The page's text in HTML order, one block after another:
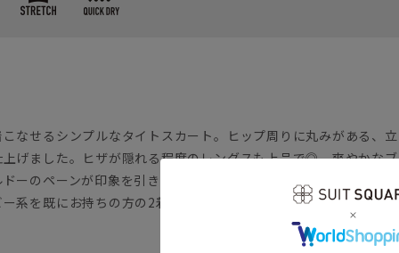
なせるシンプルなタイトスカート。ヒップ周りに丸みがある、立
上げました。ヒザが隠れる程度のレングスも上品で◎ 爽やかなブ
ーのペーンが印象を引き締めてくれるので、年代問わず着こなせ
系を既にお持ちの方の2着目としても使いやすいカラーです。